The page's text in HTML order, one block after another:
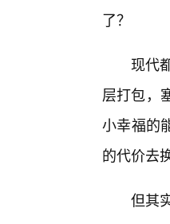
了？
现代
层打包，
小幸福的
的代价去
但其